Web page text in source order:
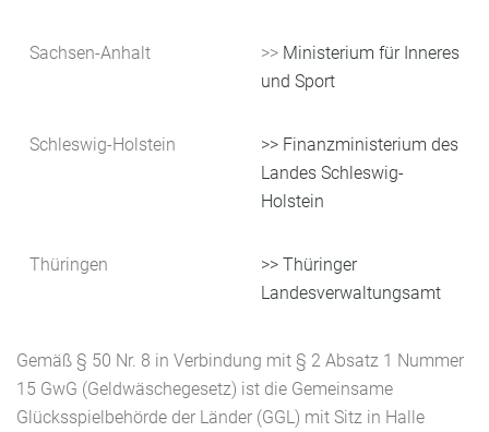
Sachsen-Anhalt >> Ministerium für Inneres
und Sport
Schleswig-Holstein
>> Finanzministerium des
Landes Schleswig-
Holstein
Thüringen
>> Thüringer
Landesverwaltungsamt
Gemäß § 50 Nr. 8 in Verbindung mit § 2 Absatz 1 Nummer
15 GwG (Geldwäschegesetz) ist die Gemeinsame
Glücksspielbehörde der Länder (GGL) mit Sitz in Halle